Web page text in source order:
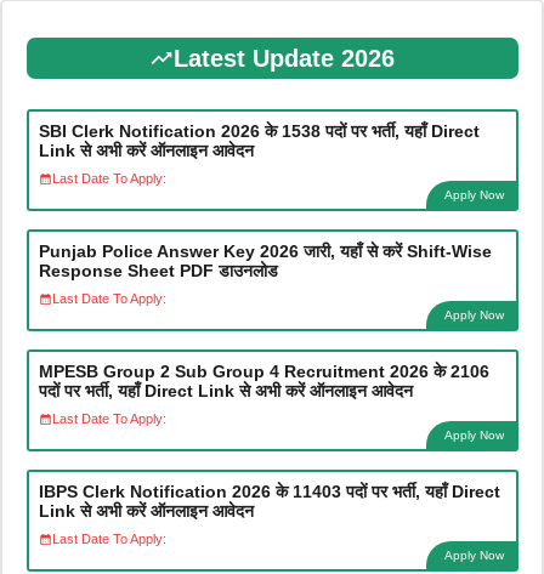
Latest Update 2026
SBI Clerk Notification 2026 के 1538 पदों पर भर्ती, यहाँ Direct
Link से अभी करें ऑनलाइन आवेदन
Last Date To Apply:
Apply Now
Punjab Police Answer Key 2026 जारी, यहाँ से करें Shift-Wise
Response Sheet PDF डाउनलोड
Last Date To Apply:
Apply Now
MPESB Group 2 Sub Group 4 Recruitment 2026 के 2106
पदों पर भर्ती, यहाँ Direct Link से अभी करें ऑनलाइन आवेदन
Last Date To Apply:
Apply Now
IBPS Clerk Notification 2026 के 11403 पदों पर भर्ती, यहाँ Direct
Link से अभी करें ऑनलाइन आवेदन
Last Date To Apply:
Apply Now